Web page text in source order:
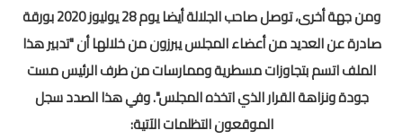
الإمتحان الموحد المحلي
المرحلة الثالثة
المرحلة الرابعة
ومن جهة أخرى، توصل صاحب الجلالة أيضا يوم 28 يوليوز 2020 بورقة
صادرة عن العديد من أعضاء المجلس يبرزون من خلالها أن "تدبير هذا
الملف اتسم بتجاوزات مسطرية وممارسات من طرف الرئيس مست
جودة ونزاهة القرار الذي اتخذه المجلس". وفي هذا الصدد سجل
الموقعون التظلمات الآتية: